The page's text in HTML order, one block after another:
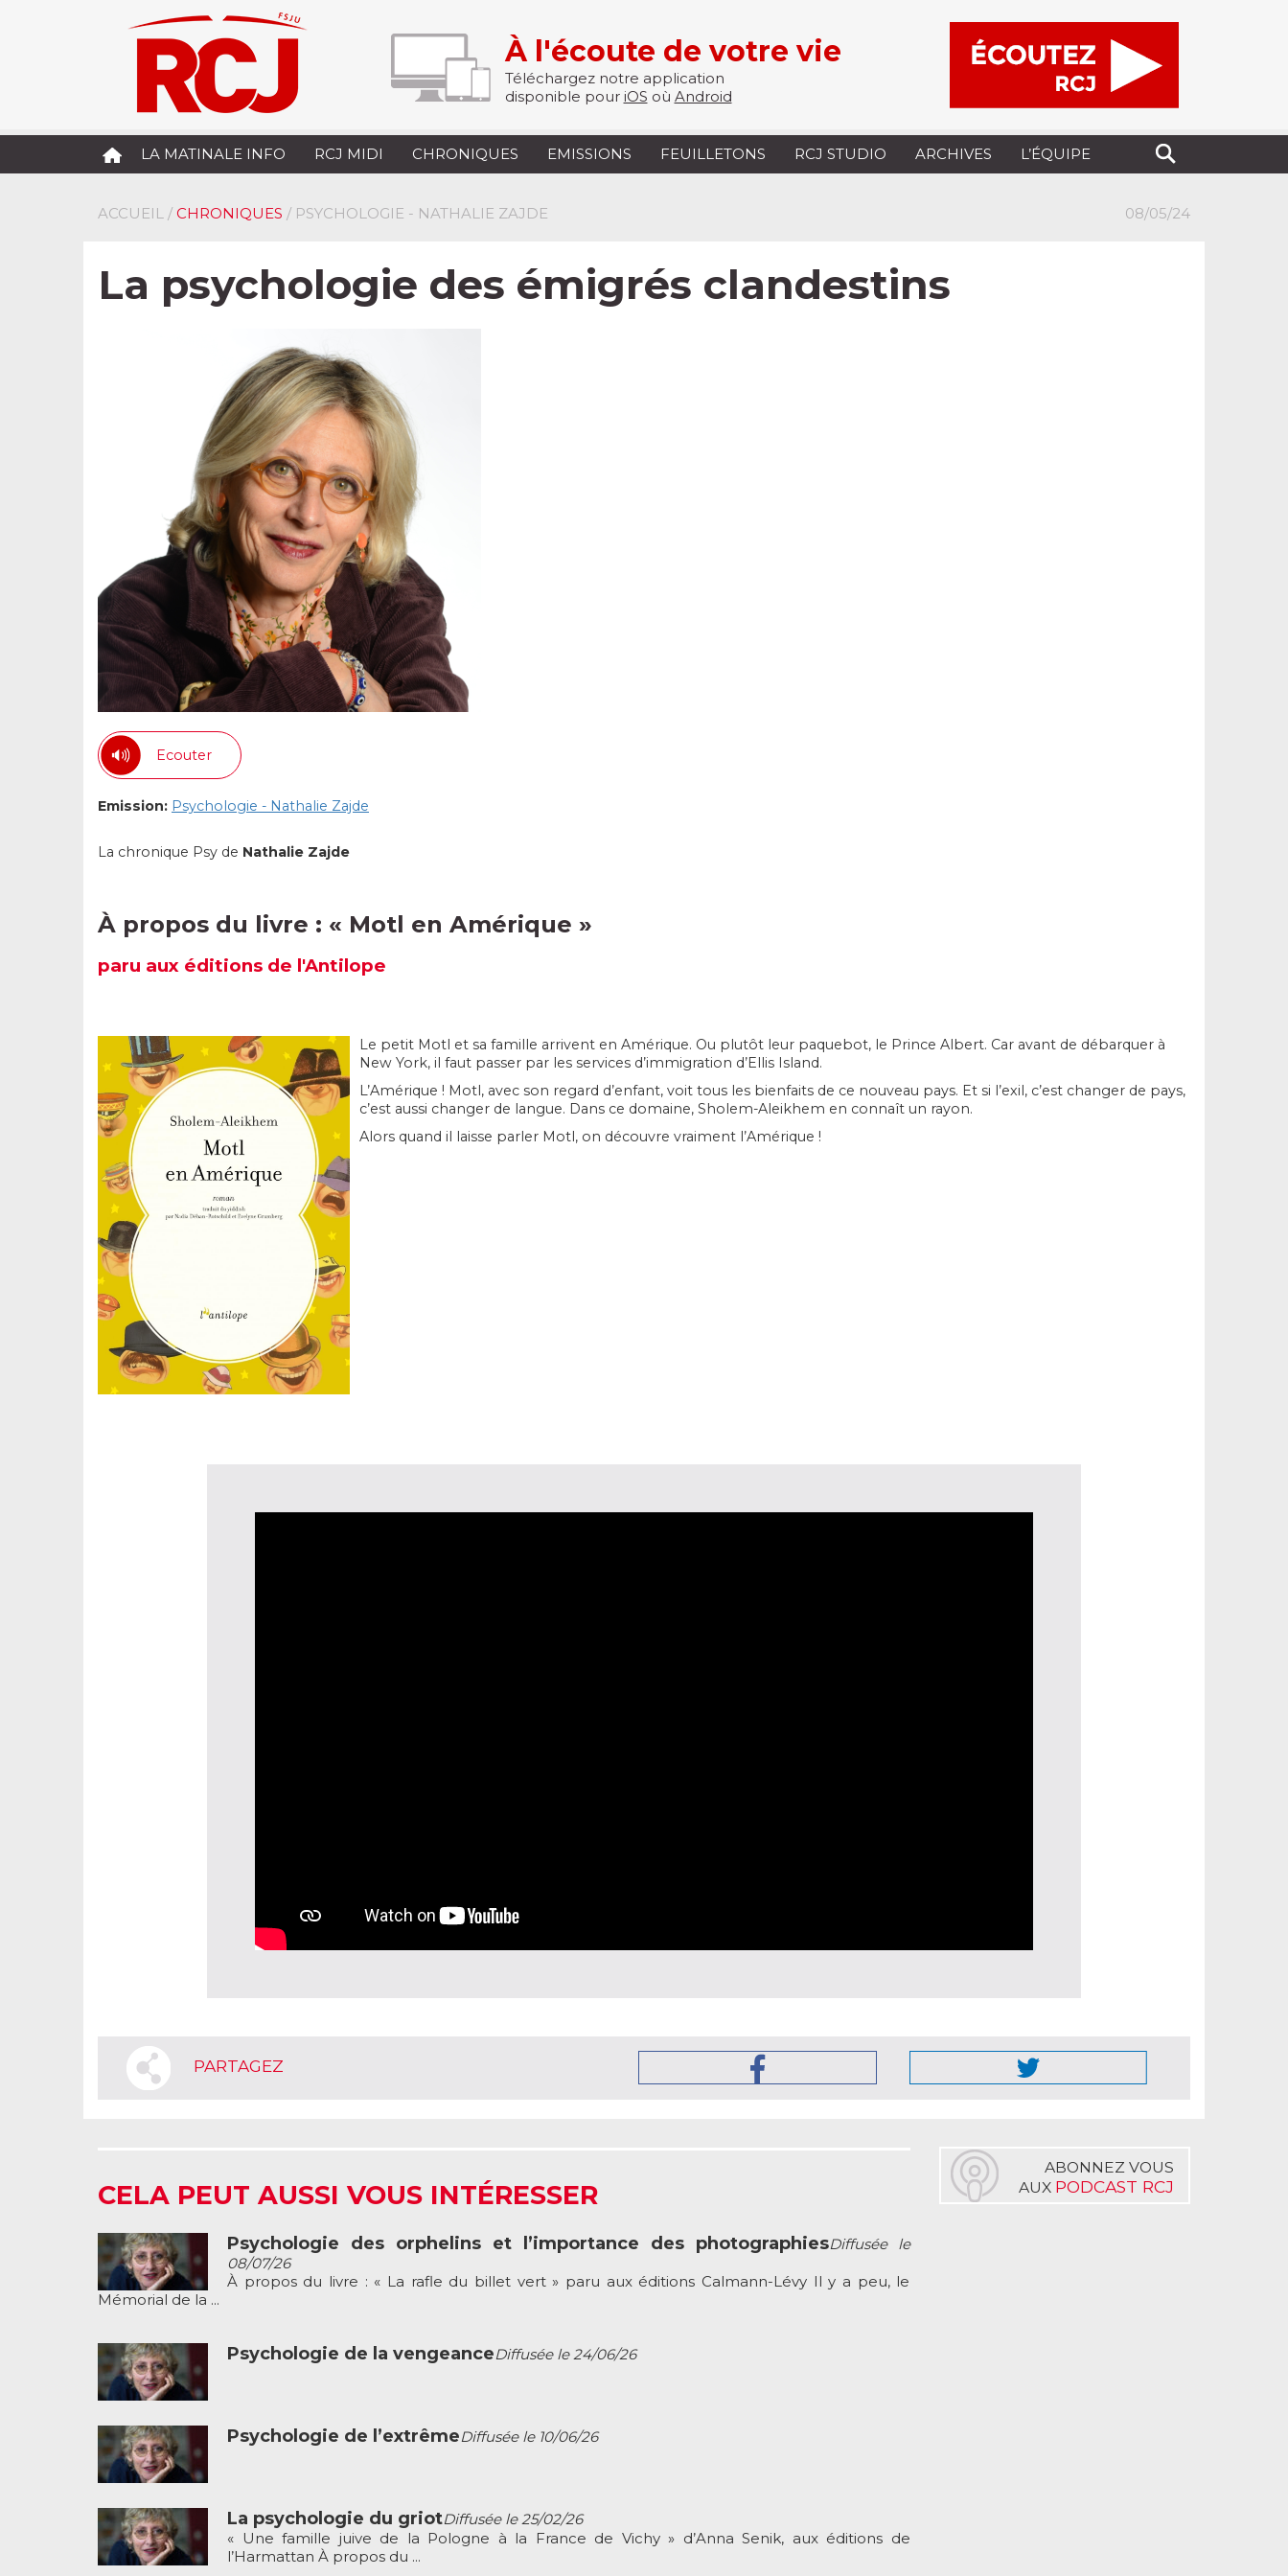
À l'écoute de votre vie
Téléchargez notre application
disponible pour iOS où Android
LA MATINALE INFO RCJ MIDI CHRONIQUES EMISSIONS FEUILLETONS RCJ STUDIO ARCHIVES L’ÉQUIPE
ACCUEIL / CHRONIQUES / PSYCHOLOGIE - NATHALIE ZAJDE 08/05/24
La psychologie des émigrés clandestins
Ecouter
Emission: Psychologie - Nathalie Zajde
La chronique Psy de Nathalie Zajde
À propos du livre : « Motl en Amérique »
paru aux éditions de l'Antilope
Le petit Motl et sa famille arrivent en Amérique. Ou plutôt leur paquebot, le Prince Albert. Car avant de débarquer à
New York, il faut passer par les services d’immigration d’Ellis Island.
L’Amérique ! Motl, avec son regard d’enfant, voit tous les bienfaits de ce nouveau pays. Et si l’exil, c’est changer de pays,
c’est aussi changer de langue. Dans ce domaine, Sholem-Aleikhem en connaît un rayon.
Alors quand il laisse parler Motl, on découvre vraiment l’Amérique !
PARTAGEZ
CELA PEUT AUSSI VOUS INTÉRESSER
Psychologie des orphelins et l’importance des photographiesDiffusée le
08/07/26
À propos du livre : « La rafle du billet vert » paru aux éditions Calmann-Lévy Il y a peu, le
Mémorial de la ...
Psychologie de la vengeanceDiffusée le 24/06/26
Psychologie de l’extrêmeDiffusée le 10/06/26
La psychologie du griotDiffusée le 25/02/26
« Une famille juive de la Pologne à la France de Vichy » d’Anna Senik, aux éditions de
l’Harmattan À propos du ...
ABONNEZ VOUS
AUX PODCAST RCJ